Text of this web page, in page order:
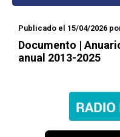
Publicado el 15/04/2026
Documento |
anual 2013-2025